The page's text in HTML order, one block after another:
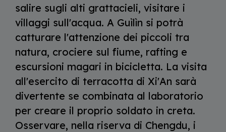
salire sugli alti grattacieli, visitare i
villaggi sull'acqua. A Guìlìn si potrà
catturare l'attenzione dei piccoli tra
natura, crociere sul fiume, rafting e
escursioni magari in bicicletta. La visita
all'esercito di terracotta di Xi'An sarà
divertente se combinata al laboratorio
per creare il proprio soldato in creta.
Osservare, nella riserva di Chengdu, i